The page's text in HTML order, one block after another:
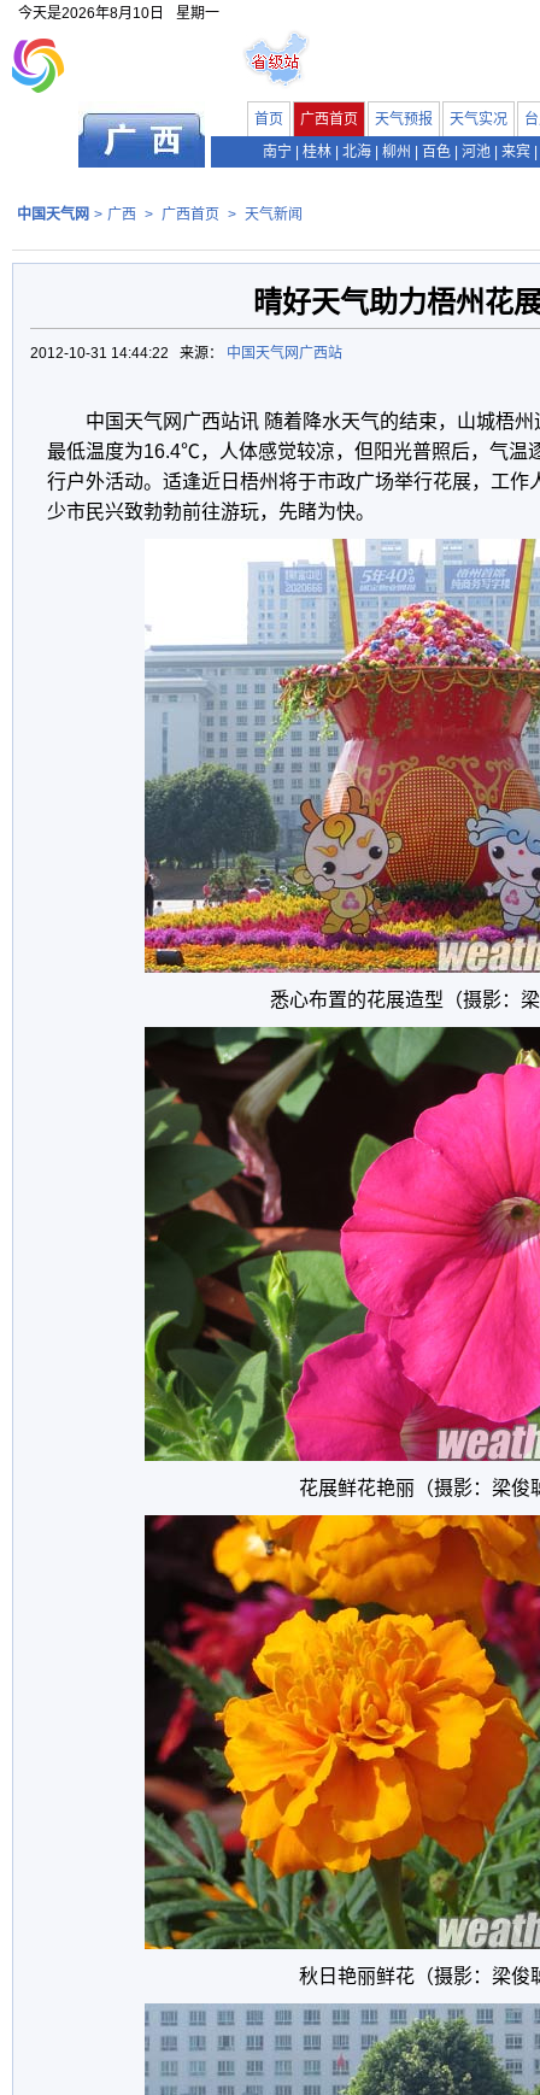
今天是2026年8月10日 星期一
首页 广西首页 天气预报 天气实况
南宁
桂林 北海 柳州 百色 河池 来宾
中国天气网 > 广西 > 广西首页 > 天气新闻
晴好天气助力梧州花
2012-10-31 14:44:22 来源： 中国天气网广西站
中国天气网广西站讯 随着降水天气的结束，山城梧
最低温度为16.4℃，人体感觉较凉，但阳光普照后，气温
行户外活动。适逢近日梧州将于市政广场举行花展，工作
少市民兴致勃勃前往游玩，先睹为快。
悉心布置的花展造型（摄影：
花展鲜花艳丽（摄影：梁俊
秋日艳丽鲜花（摄影：梁俊